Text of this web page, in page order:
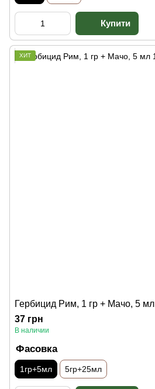
ХИТ
Гербицид Рим, 1 гр + Мачо, 5 мл
37 грн
В наличии
Фасовка
1гр+5мл 5гр+25мл